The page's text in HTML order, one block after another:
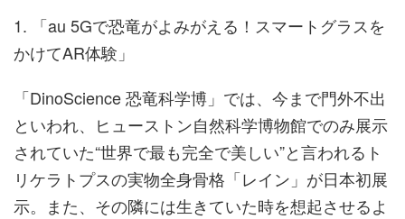
1. 「au 5Gで恐竜がよみがえる！スマートグラスを
かけてAR体験」
「DinoScience 恐竜科学博」では、今まで門外不出
といわれ、ヒューストン自然科学博物館でのみ展示
されていた“世界で最も完全で美しい”と言われるト
リケラトプスの実物全身骨格「レイン」が日本初展
示。また、その隣には生きていた時を想起させるよ